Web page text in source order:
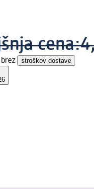
cena:
brez stroškov dostave